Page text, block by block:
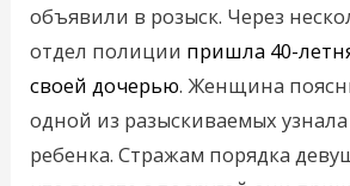
объявили в розыск. Через
отдел полиции пришла 40-
своей дочерью. Женщина
одной из разыскиваемых узнала
ребенка. Стражам порядка